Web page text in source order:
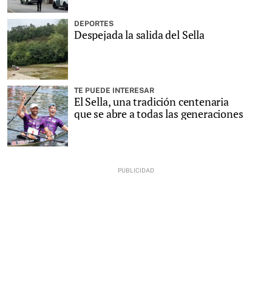
DEPORTES
Despejada la salida del Sella
TE PUEDE INTERESAR
El Sella, una tradición centenaria
que se abre a todas las generaciones